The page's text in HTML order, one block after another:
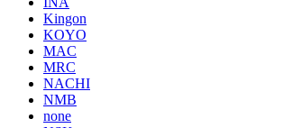
Kingon
KOYO
MAC
MRC
NACHI
NMB
none